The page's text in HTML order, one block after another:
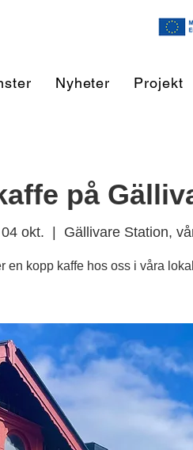
Nyheter Projekt
på
okt. Gällivare Station,
en kopp kaffe hos oss i våra